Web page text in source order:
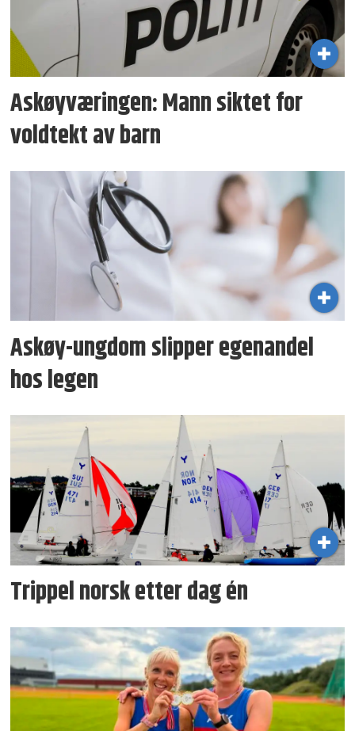
Askøyværingen: Mann siktet for
voldtekt av barn
Askøy-ungdom slipper egenandel
hos legen
Trippel norsk etter dag én